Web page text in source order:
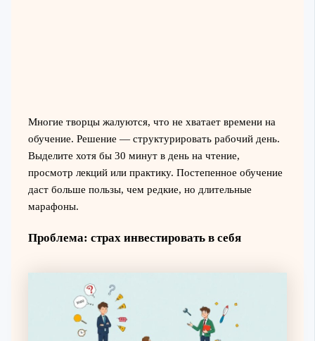
Многие творцы жалуются, что не хватает времени на
обучение. Решение — структурировать рабочий день.
Выделите хотя бы 30 минут в день на чтение,
просмотр лекций или практику. Постепенное обучение
даст больше пользы, чем редкие, но длительные
марафоны.
Проблема: страх инвестировать в себя